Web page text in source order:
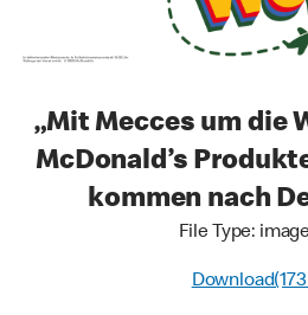
„Mit Mecces um die
McDonald’s
kommen nach
File Type:
Download(173